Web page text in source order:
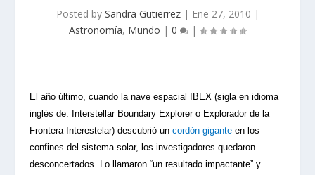
Posted by Sandra Gutierrez| Ene 27, 2010 |
Astronomía, Mundo | 0 |
El año último, cuando la nave espacial IBEX (sigla en idioma
inglés de: Interstellar Boundary Explorer o Explorador de la
Frontera Interestelar) descubrió uncordón gigante en los
confines del sistema solar, los investigadores quedaron
desconcertados. Lo llamaron “un resultado impactante” y